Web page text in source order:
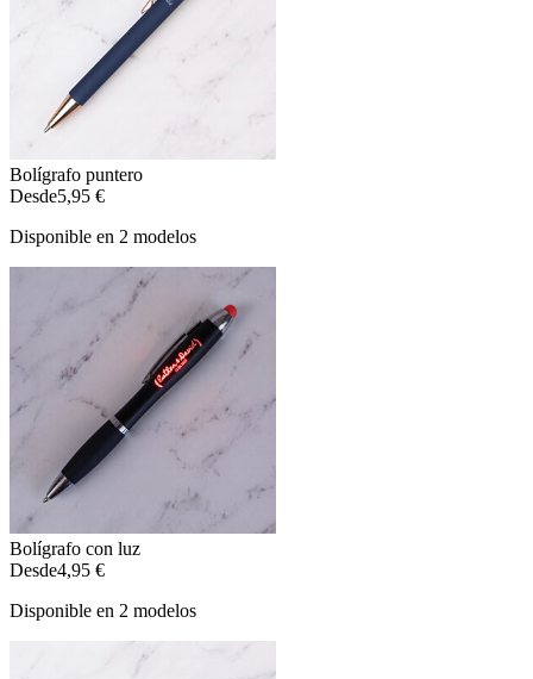
Bolígrafo puntero
Desde5,95 €
Disponible en 2 modelos
Bolígrafo con luz
Desde4,95 €
Disponible en 2 modelos